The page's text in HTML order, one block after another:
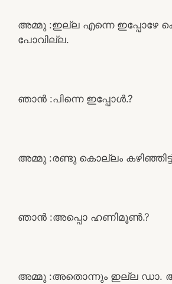
അമ്മു :ഇല്ല എന്നെ ഇപ്പോഴേ
പോവില്ല.
ഞാൻ :പിന്നെ ഇപ്പോൾ.?
അമ്മു :രണ്ടു കൊല്ലം
ഞാൻ :അപ്പൊ ഹണിമൂൺ.?
അമ്മു :അതൊന്നും ഇല്ല ഡാ.